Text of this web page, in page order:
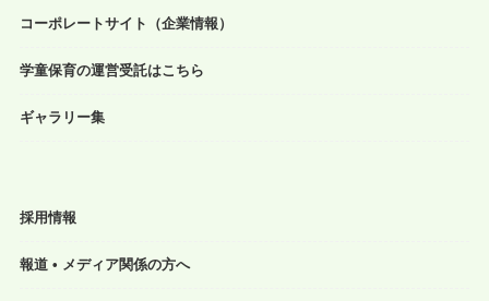
コーポレートサイト（企業情報）
学童保育の運営受託はこちら
ギャラリー集
採用情報
報道 • メディア関係の方へ